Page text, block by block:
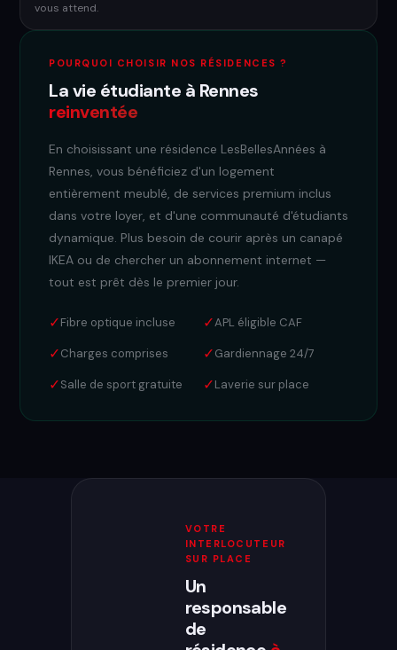
vous attend.
POURQUOI CHOISIR NOS RÉSIDENCES ?
La vie étudiante à Rennes
reinventée
En choisissant une résidence LesBellesAnnées à
Rennes, vous bénéficiez d'un logement
entièrement meublé, de services premium inclus
dans votre loyer, et d'une communauté d'étudiants
dynamique. Plus besoin de courir après un canapé
IKEA ou de chercher un abonnement internet —
tout est prêt dès le premier jour.
✓Fibre optique incluse ✓APL éligible CAF
✓Charges comprises ✓Gardiennage 24/7
✓Salle de sport gratuite ✓Laverie sur place
VOTRE
INTERLOCUTEUR
SUR PLACE
Un
responsable
de